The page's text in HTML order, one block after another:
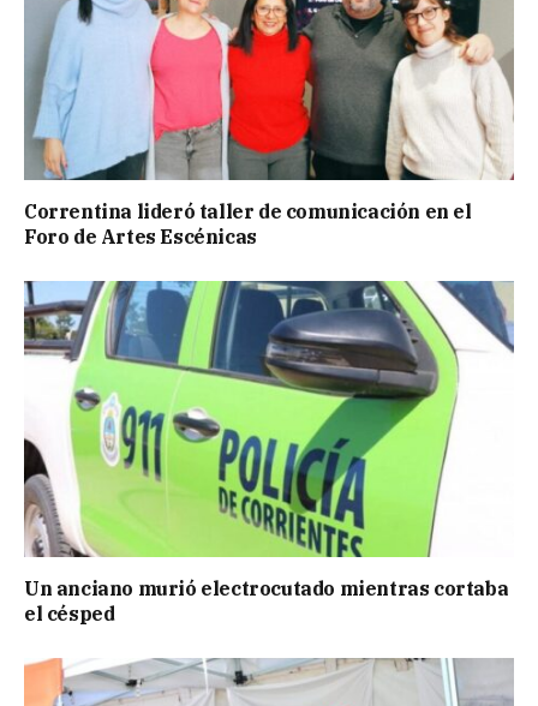
Correntina lideró taller de comunicación en el
Foro de Artes Escénicas
Un anciano murió electrocutado mientras cortaba
el césped